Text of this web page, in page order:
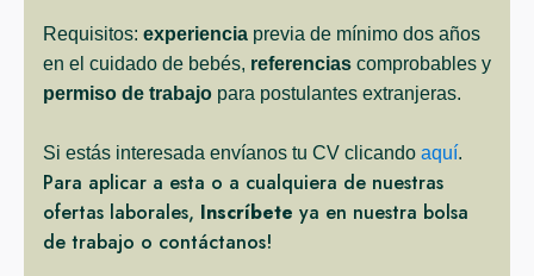
Requisitos: experiencia previa de mínimo dos años
en el cuidado de bebés, referencias comprobables y
permiso de trabajo para postulantes extranjeras.
Si estás interesada envíanos tu CV clicando aquí.
Para aplicar a esta o a cualquiera de nuestras
ofertas laborales, Inscríbete ya en nuestra bolsa
de trabajo o contáctanos!